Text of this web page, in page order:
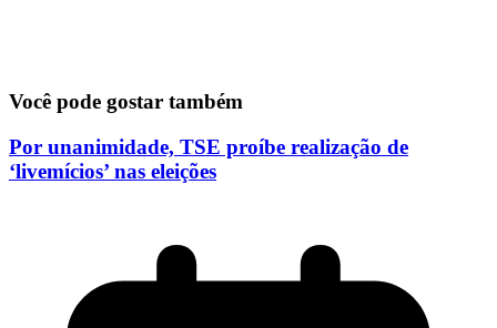
Você pode gostar também
Por unanimidade, TSE proíbe realização de
‘livemícios’ nas eleições